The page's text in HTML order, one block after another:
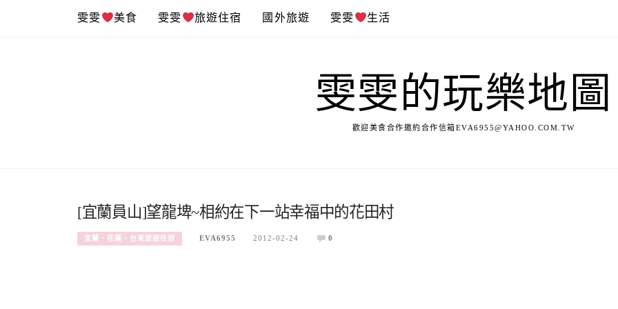
雯雯 美食 雯雯 旅遊住宿 國外旅遊 雯雯 生活
雯雯的玩樂地圖
歡迎美食合作邀約合作信箱EVA6955@YAHOO.COM.TW
[宜蘭員山]望龍埤~相約在下一站幸福中的花田村
宜蘭、花蓮、台東旅遊住宿 EVA6955 2012-02-24 0